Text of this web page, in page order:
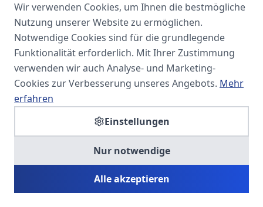
SOMA
Unternehmensgruppe
Spezialisiert auf Fach- und
Führungskräfte in der
SOMA HR KONSULT UG
Personalberatung & Executive Search
Wir verwenden Cookies, um Ihnen die bestmögliche
Nutzung unserer Website zu ermöglichen.
Notwendige Cookies sind für die grundlegende
Funktionalität erforderlich. Mit Ihrer Zustimmung
verwenden wir auch Analyse- und Marketing-
Cookies zur Verbesserung unseres Angebots. Mehr
erfahren
Einstellungen
Nur notwendige
Alle akzeptieren